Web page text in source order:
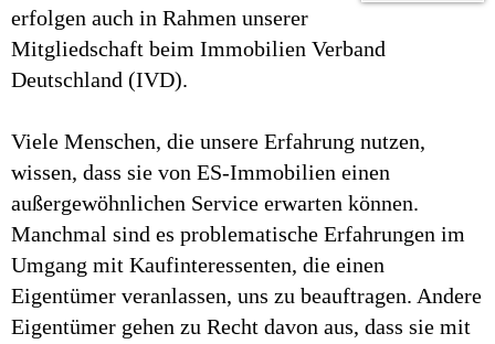
erfolgen auch in Rahmen unserer
Mitgliedschaft beim Immobilien Verband
Deutschland (IVD).
Viele Menschen, die unsere Erfahrung nutzen,
wissen, dass sie von ES-Immobilien einen
außergewöhnlichen Service erwarten können.
Manchmal sind es problematische Erfahrungen im
Umgang mit Kaufinteressenten, die einen
Eigentümer veranlassen, uns zu beauftragen. Andere
Eigentümer gehen zu Recht davon aus, dass sie mit